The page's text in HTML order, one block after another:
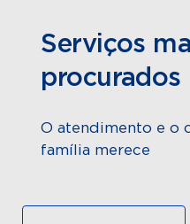
Serviços
procurados
O atendimento e o
família merece